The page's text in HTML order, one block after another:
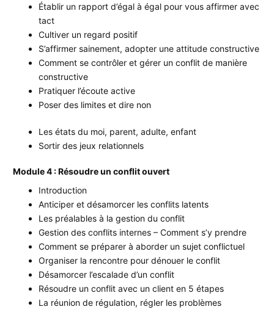
Établir un rapport d’égal à égal pour vous affirmer avec
tact
Cultiver un regard positif
S’affirmer sainement, adopter une attitude constructive
Comment se contrôler et gérer un conflit de manière
constructive
Pratiquer l’écoute active
Poser des limites et dire non
Les états du moi, parent, adulte, enfant
Sortir des jeux relationnels
Module 4 : Résoudre un conflit ouvert
Introduction
Anticiper et désamorcer les conflits latents
Les préalables à la gestion du conflit
Gestion des conflits internes – Comment s’y prendre
Comment se préparer à aborder un sujet conflictuel
Organiser la rencontre pour dénouer le conflit
Désamorcer l’escalade d’un conflit
Résoudre un conflit avec un client en 5 étapes
La réunion de régulation, régler les problèmes